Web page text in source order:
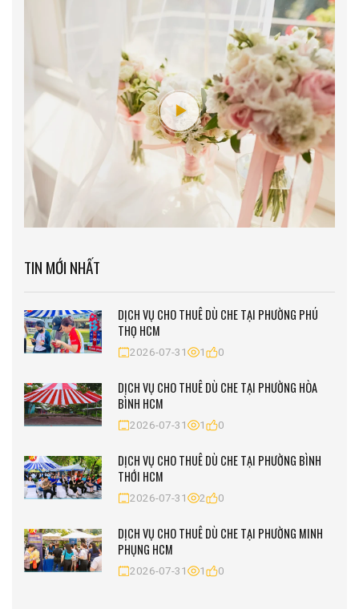
TIN MỚI NHẤT
DỊCH VỤ CHO THUÊ DÙ CHE TẠI PHƯỜNG PHÚ
THỌ HCM
2026-07-31 1 0
DỊCH VỤ CHO THUÊ DÙ CHE TẠI PHƯỜNG HÒA
BÌNH HCM
2026-07-31 1 0
DỊCH VỤ CHO THUÊ DÙ CHE TẠI PHƯỜNG BÌNH
THỚI HCM
2026-07-31 2 0
DỊCH VỤ CHO THUÊ DÙ CHE TẠI PHƯỜNG MINH
PHỤNG HCM
2026-07-31 1 0